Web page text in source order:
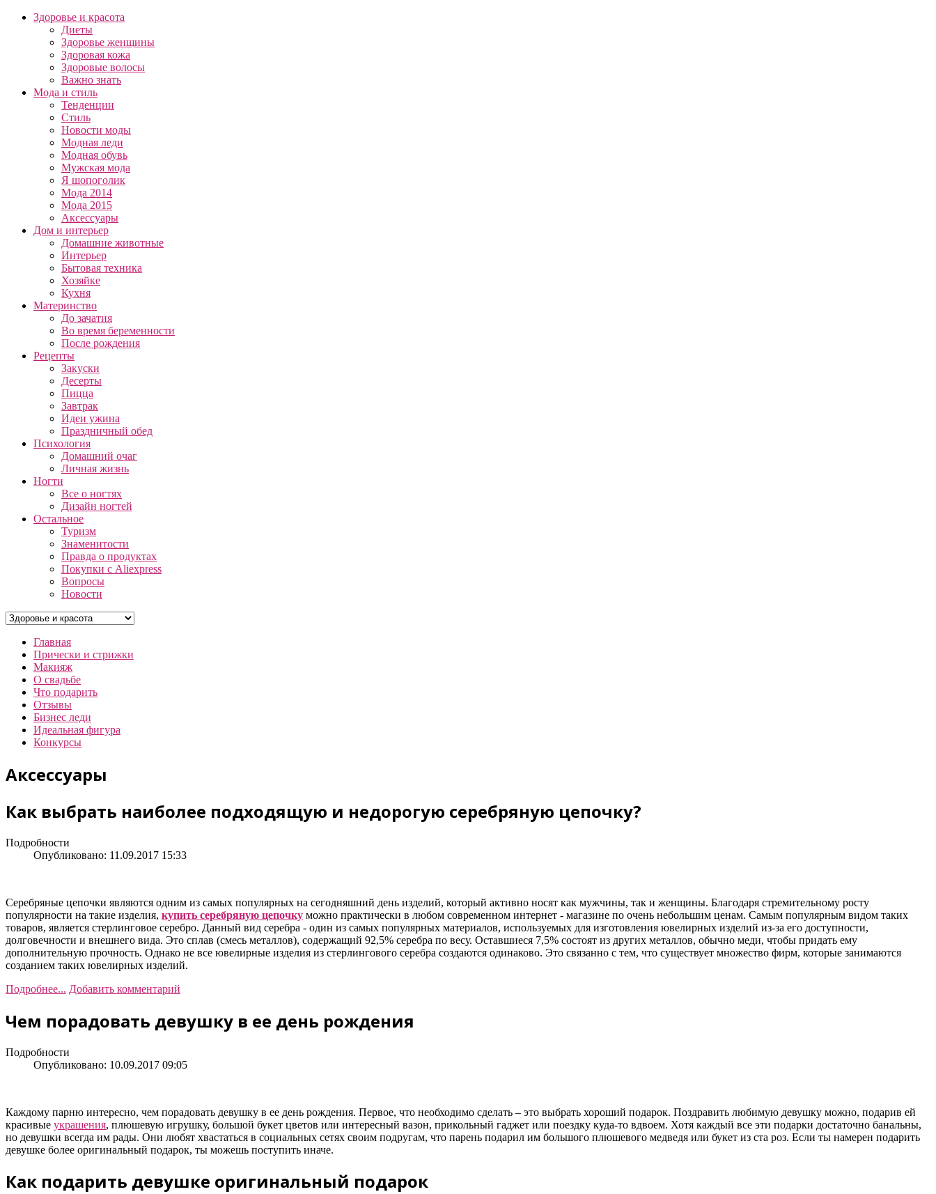
Здоровье и красота
Диеты
Здоровье женщины
Здоровая кожа
Здоровые волосы
Важно знать
Мода и стиль
Тенденции
Стиль
Новости моды
Модная леди
Модная обувь
Мужская мода
Я шопоголик
Мода 2014
Мода 2015
Аксессуары
Дом и интерьер
Домашние животные
Интерьер
Бытовая техника
Хозяйке
Кухня
Материнство
До зачатия
Во время беременности
После рождения
Рецепты
Закуски
Десерты
Пицца
Завтрак
Идеи ужина
Праздничный обед
Психология
Домашний очаг
Личная жизнь
Ногти
Все о ногтях
Дизайн ногтей
Остальное
Туризм
Знаменитости
Правда о продуктах
Покупки с Aliexpress
Вопросы
Новости
Главная
Прически и стрижки
Макияж
О свадьбе
Что подарить
Отзывы
Бизнес леди
Идеальная фигура
Конкурсы
Аксессуары
Как выбрать наиболее подходящую и недорогую серебряную цепочку?
Подробности
Опубликовано: 11.09.2017 15:33
Серебряные цепочки являются одним из самых популярных на сегодняшний день изделий, который активно носят как мужчины, так и женщины. Благодаря стремительному росту
популярности на такие изделия, купить серебряную цепочку можно практически в любом современном интернет - магазине по очень небольшим ценам. Самым популярным видом таких
товаров, является стерлинговое серебро. Данный вид серебра - один из самых популярных материалов, используемых для изготовления ювелирных изделий из-за его доступности,
долговечности и внешнего вида. Это сплав (смесь металлов), содержащий 92,5% серебра по весу. Оставшиеся 7,5% состоят из других металлов, обычно меди, чтобы придать ему
дополнительную прочность. Однако не все ювелирные изделия из стерлингового серебра создаются одинаково. Это связанно с тем, что существует множество фирм, которые занимаются
созданием таких ювелирных изделий.
Подробнее... Добавить комментарий
Чем порадовать девушку в ее день рождения
Подробности
Опубликовано: 10.09.2017 09:05
Каждому парню интересно, чем порадовать девушку в ее день рождения. Первое, что необходимо сделать – это выбрать хороший подарок. Поздравить любимую девушку можно, подарив ей
красивые украшения, плюшевую игрушку, большой букет цветов или интересный вазон, прикольный гаджет или поездку куда-то вдвоем. Хотя каждый все эти подарки достаточно банальны,
но девушки всегда им рады. Они любят хвастаться в социальных сетях своим подругам, что парень подарил им большого плюшевого медведя или букет из ста роз. Если ты намерен подарить
девушке более оригинальный подарок, ты можешь поступить иначе.
Как подарить девушке оригинальный подарок